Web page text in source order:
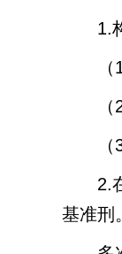
1.
（
（
（
2.
基准刑。